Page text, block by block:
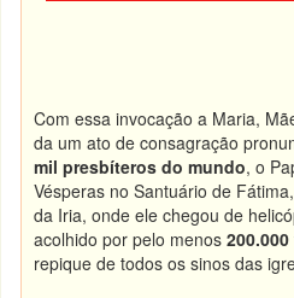
Com essa invocação a Maria,
da um ato de consagração
mil presbíteros do mundo, o
Vésperas no Santuário de
da Iria, onde ele chegou de
acolhido por pelo menos 200.000
repique de todos os sinos das